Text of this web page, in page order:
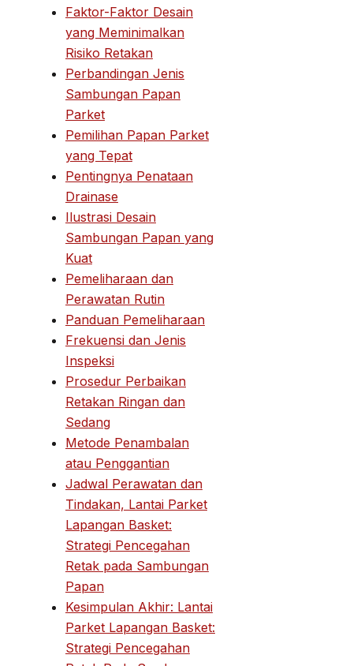
Faktor-Faktor Desain
yang Meminimalkan
Risiko Retakan
Perbandingan Jenis
Sambungan Papan
Parket
Pemilihan Papan Parket
yang Tepat
Pentingnya Penataan
Drainase
Ilustrasi Desain
Sambungan Papan yang
Kuat
Pemeliharaan dan
Perawatan Rutin
Panduan Pemeliharaan
Frekuensi dan Jenis
Inspeksi
Prosedur Perbaikan
Retakan Ringan dan
Sedang
Metode Penambalan
atau Penggantian
Jadwal Perawatan dan
Tindakan, Lantai Parket
Lapangan Basket:
Strategi Pencegahan
Retak pada Sambungan
Papan
Kesimpulan Akhir: Lantai
Parket Lapangan Basket:
Strategi Pencegahan